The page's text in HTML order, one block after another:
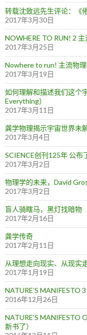
转载沈致远先生评论：《
2017年3月30日
NOWHERE TO RUN! 2 主
2017年3月25日
Nowhere to run! 主流物
2017年3月19日
如何理解和描述我们这个
Everything）
2017年3月11日
龚学物理揭示宇宙世界未
2017年3月4日
SCIENCE创刊125年 公布
2017年3月2日
物理学的未来，David
2017年3月2日
盲人骑瞎马，黑灯找暗物
2017年2月16日
龚学传奇
2017年2月11日
从理想走向现实、从现实
2017年1月19日
NATURE’S MANIFESTO
2016年12月26日
NATURE’S MANIFESTO
新书了）